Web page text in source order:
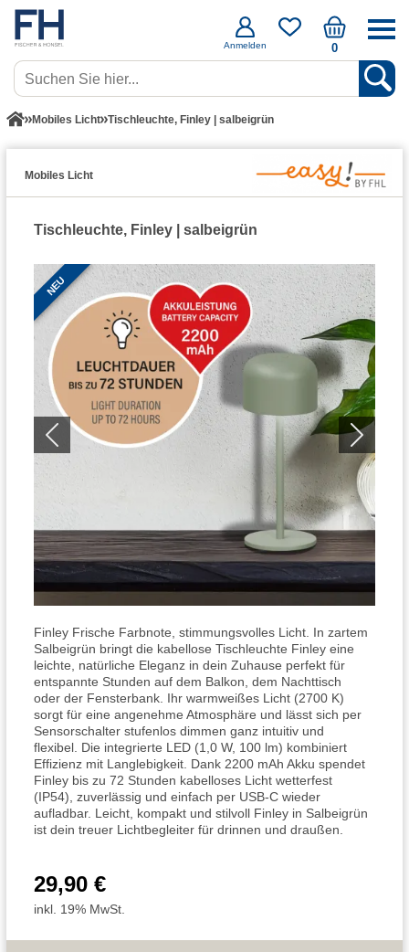
Anmelden 0
Mobiles Licht Tischleuchte, Finley | salbeigrün
Mobiles Licht
Tischleuchte, Finley | salbeigrün
NEU
Finley Frische Farbnote, stimmungsvolles Licht. In zartem
Salbeigrün bringt die kabellose Tischleuchte Finley eine
leichte, natürliche Eleganz in dein Zuhause perfekt für
entspannte Stunden auf dem Balkon, dem Nachttisch
oder der Fensterbank. Ihr warmweißes Licht (2700 K)
sorgt für eine angenehme Atmosphäre und lässt sich per
Sensorschalter stufenlos dimmen ganz intuitiv und
flexibel. Die integrierte LED (1,0 W, 100 lm) kombiniert
Effizienz mit Langlebigkeit. Dank 2200 mAh Akku spendet
Finley bis zu 72 Stunden kabelloses Licht wetterfest
(IP54), zuverlässig und einfach per USB-C wieder
aufladbar. Leicht, kompakt und stilvoll Finley in Salbeigrün
ist dein treuer Lichtbegleiter für drinnen und draußen.
29,90 €
inkl. 19% MwSt.